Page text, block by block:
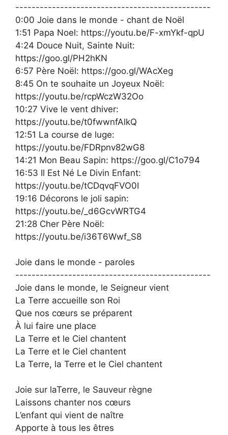
------------------------------------------------
0:00 Joie dans le monde - chant de Noël
1:51 Papa Noel: https://youtu.be/F-xmYkf-qpU
4:24 Douce Nuit, Sainte Nuit:
https://goo.gl/PH2hKN
6:57 Père Noël: https://goo.gl/WAcXeg
8:45 On te souhaite un Joyeux Noël:
https://youtu.be/rcpWczW32Oo
10:27 Vive le vent dhiver:
https://youtu.be/t0fwwnfAlkQ
12:51 La course de luge:
https://youtu.be/FDRpnv82wG8
14:21 Mon Beau Sapin: https://goo.gl/C1o794
16:53 Il Est Né Le Divin Enfant:
https://youtu.be/tCDqvqFVO0I
19:16 Décorons le joli sapin:
https://youtu.be/_d6GcvWRTG4
21:28 Cher Père Noël:
https://youtu.be/i36T6Wwf_S8
Joie dans le monde - paroles
------------------------------------------------
Joie dans le monde, le Seigneur vient
La Terre accueille son Roi
Que nos cœurs se préparent
À lui faire une place
La Terre et le Ciel chantent
La Terre et le Ciel chantent
La Terre, la Terre et le Ciel chantent
Joie sur laTerre, le Sauveur règne
Laissons chanter nos cœurs
L’enfant qui vient de naître
Apporte à tous les êtres